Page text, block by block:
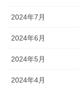
2024年7月
2024年6月
2024年5月
2024年4月